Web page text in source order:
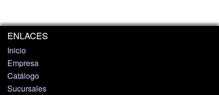
ENLACES
Inicio
Empresa
Catálogo
Sucursales